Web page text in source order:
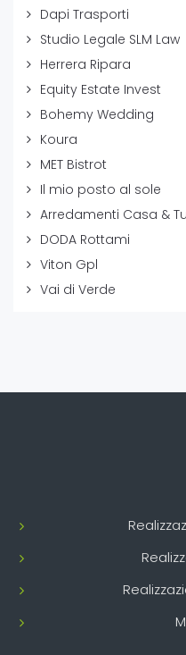
Dapi Trasporti
Studio Legale SLM Law
Herrera Ripara
Equity Estate Invest
Bohemy Wedding
Koura
MET Bistrot
Il mio posto al sole
Arredamenti Casa & Tu
DODA Rottami
Viton Gpl
Vai di Verde